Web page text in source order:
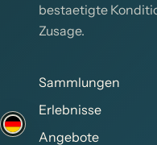
bestaetigte
Zusage.
Sammlungen
Erlebnisse
Angebote